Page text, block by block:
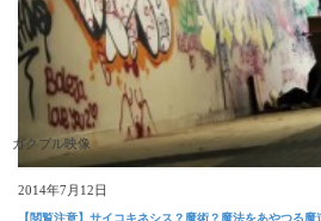
ガクブル映像
2014年7月12日
【閲覧注意】サイコキネシス？魔術？魔法をあやつる